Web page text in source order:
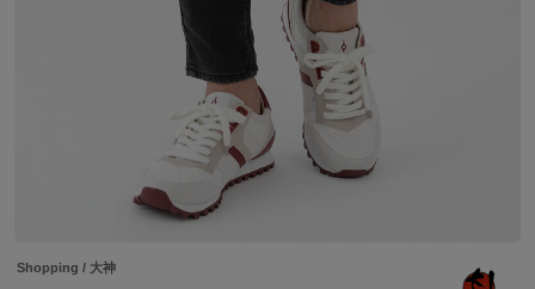
Shopping / 大神